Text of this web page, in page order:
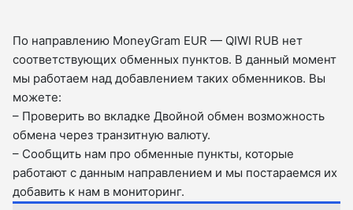
По направлению MoneyGram EUR — QIWI RUB нет
соответствующих обменных пунктов. В данный момент
мы работаем над добавлением таких обменников. Вы
можете:
– Проверить во вкладкe Двойной обмен возможность
обмена через транзитную валюту.
– Сообщить нам про обменные пункты, которые
работают с данным направлением и мы постараемся их
добавить к нам в мониторинг.